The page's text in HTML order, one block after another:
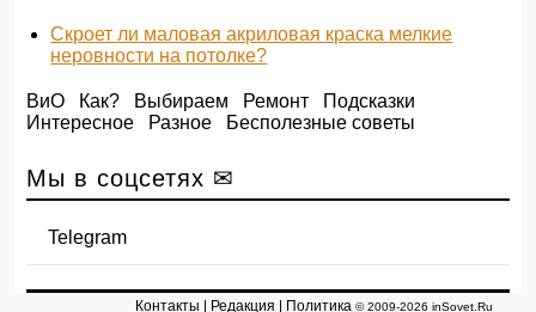
Скроет ли маловая акриловая краска мелкие
неровности на потолке?
ВиО Как? Выбираем Ремонт
Подсказки
Интересное
Разное Бесполезные советы
Мы в соцсетях ✉
Telegram
Контакты Редакция Политика © 2009-2026 inSovet.Ru